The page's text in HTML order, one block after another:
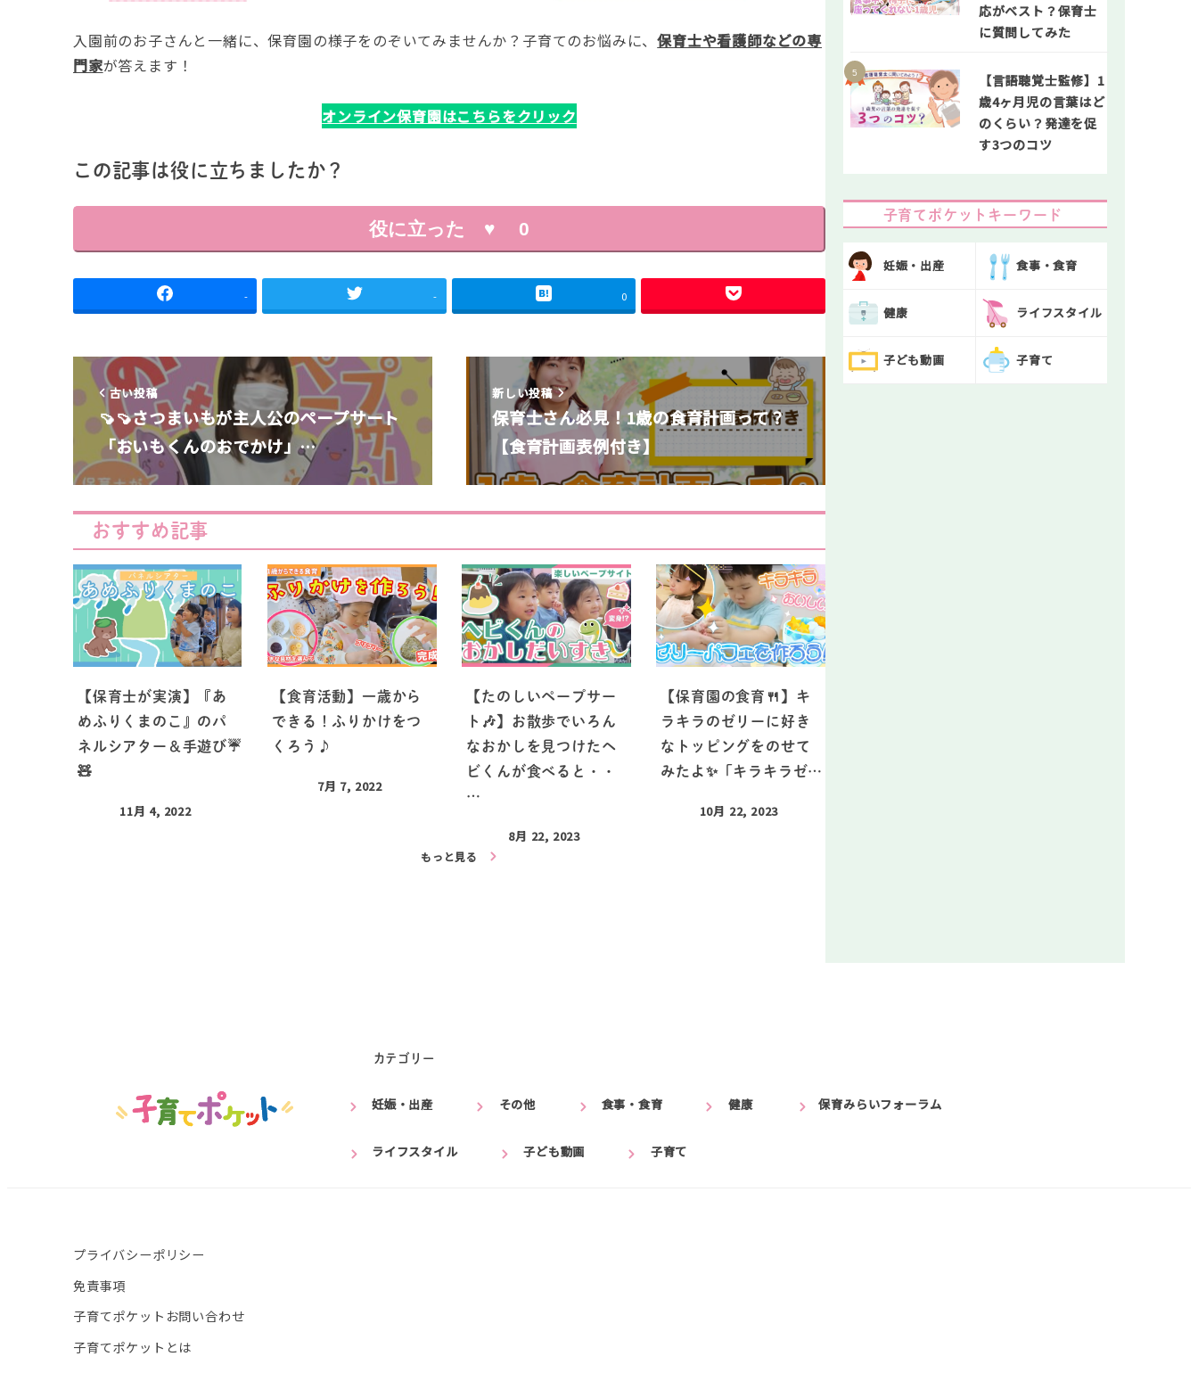
入園前のお子さんと一緒に、保育園の様子をのぞいてみませんか？子育てのお悩みに、保育士や看護師などの専
門家が答えます！
オンライン保育園はこちらをクリック
この記事は役に立ちましたか？
役に立った ♥ 0
- - 0
古い投稿
🍠🍠さつまいもが主人公のペープサート
「おいもくんのおでかけ」…
新しい投稿
保育士さん必見！1歳の食育計画って？
【食育計画表例付き】
おすすめ記事
【保育士が実演】『あ
めふりくまのこ』のパ
ネルシアター＆手遊び☔️
🧸
11月 4, 2022
【食育活動】一歳から
できる！ふりかけをつ
くろう♪
7月 7, 2022
【たのしいペープサー
ト🎶】お散歩でいろん
なおかしを見つけたヘ
ビくんが食べると・・
…
8月 22, 2023
【保育園の食育🍴】キ
ラキラのゼリーに好き
なトッピングをのせて
みたよ✨「キラキラゼ…
10月 22, 2023
もっと見る
応がベスト？保育士
に質問してみた
【言語聴覚士監修】1
歳4ヶ月児の言葉はど
のくらい？発達を促
す3つのコツ
子育てポケットキーワード
妊娠・出産 食事・食育
健康 ライフスタイル
子ども動画 子育て
カテゴリー
妊娠・出産 その他 食事・食育 健康 保育みらいフォーラム
ライフスタイル 子ども動画 子育て
プライバシーポリシー
免責事項
子育てポケットお問い合わせ
子育てポケットとは